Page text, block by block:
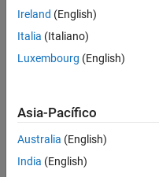
Inertial Sensor Fusion
Estimation Filters
Multi-Object Trackers
UAV Toolbox
Ireland (English)
Italia (Italiano)
Luxembourg (English)
Asia-Pacífico
Australia (English)
India (English)